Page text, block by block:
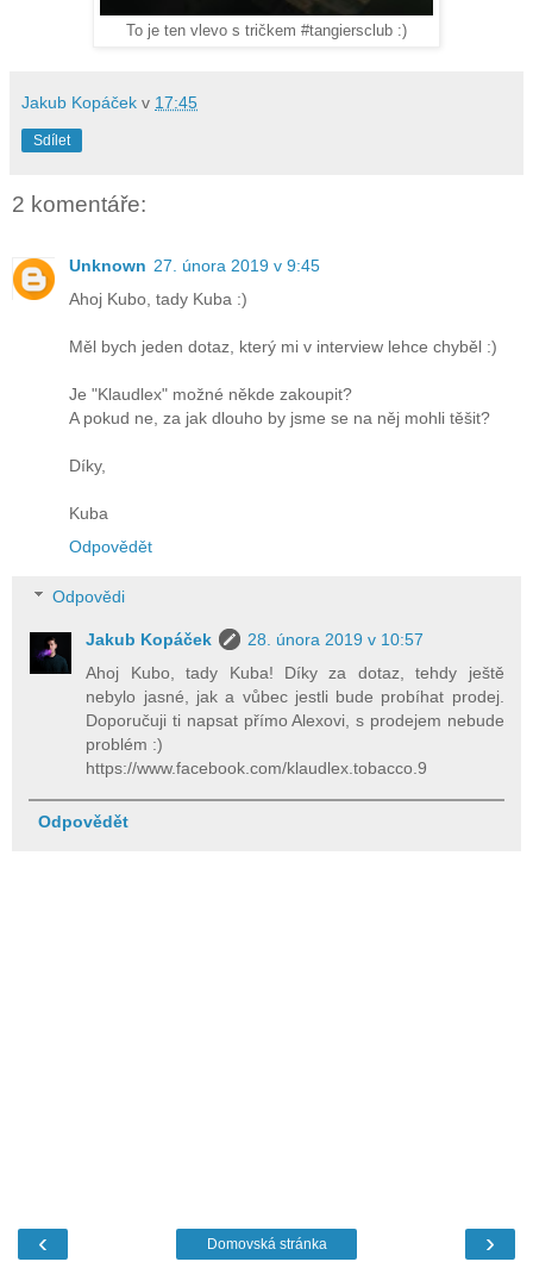
To je ten vlevo s tričkem #tangiersclub :)
Jakub Kopáček v 17:45
Sdílet
2 komentáře:
Unknown 27. února 2019 v 9:45
Ahoj Kubo, tady Kuba :)
Měl bych jeden dotaz, který mi v interview lehce chyběl :)
Je "Klaudlex" možné někde zakoupit?
A pokud ne, za jak dlouho by jsme se na něj mohli těšit?
Díky,
Kuba
Odpovědět
Odpovědi
Jakub Kopáček
28. února 2019 v 10:57
Ahoj Kubo, tady Kuba! Díky za dotaz, tehdy ještě
nebylo jasné, jak a vůbec jestli bude probíhat prodej.
Doporučuji ti napsat přímo Alexovi, s prodejem nebude
problém :)
https://www.facebook.com/klaudlex.tobacco.9
Odpovědět
‹ ›
Domovská stránka